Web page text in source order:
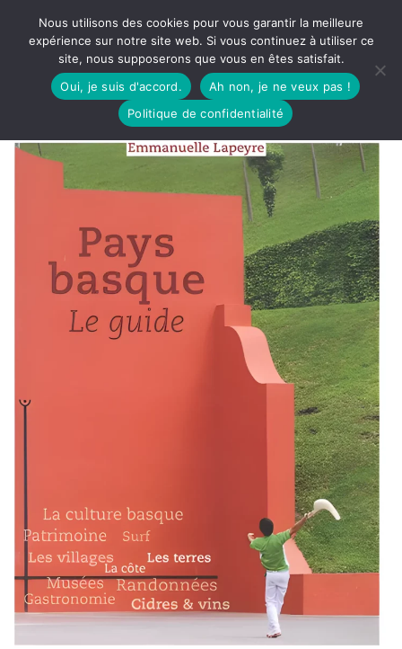
Nous utilisons des cookies pour vous garantir la meilleure
expérience sur notre site web. Si vous continuez à utiliser ce
site, nous supposerons que vous en êtes satisfait.
Oui, je suis d'accord.
Ah non, je ne veux pas !
Politique de confidentialité